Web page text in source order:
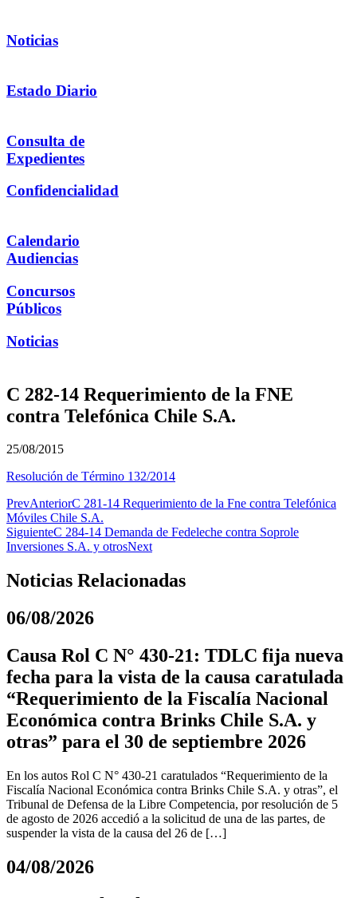
Noticias
Estado Diario
Consulta de
Expedientes
Confidencialidad
Calendario
Audiencias
Concursos
Públicos
Noticias
C 282-14 Requerimiento de la FNE
contra Telefónica Chile S.A.
25/08/2015
Resolución de Término 132/2014
PrevAnteriorC 281-14 Requerimiento de la Fne contra Telefónica
Móviles Chile S.A.
SiguienteC 284-14 Demanda de Fedeleche contra Soprole
Inversiones S.A. y otrosNext
Noticias Relacionadas
06/08/2026
Causa Rol C N° 430-21: TDLC fija nueva
fecha para la vista de la causa caratulada
“Requerimiento de la Fiscalía Nacional
Económica contra Brinks Chile S.A. y
otras” para el 30 de septiembre 2026
En los autos Rol C N° 430-21 caratulados “Requerimiento de la
Fiscalía Nacional Económica contra Brinks Chile S.A. y otras”, el
Tribunal de Defensa de la Libre Competencia, por resolución de 5
de agosto de 2026 accedió a la solicitud de una de las partes, de
suspender la vista de la causa del 26 de […]
04/08/2026